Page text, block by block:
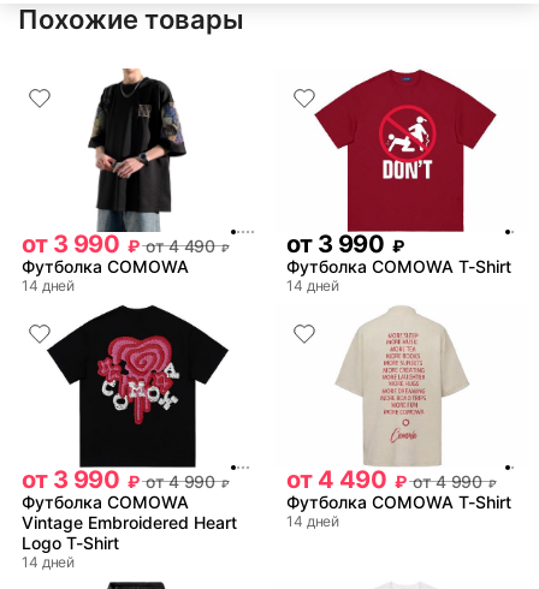
Похожие товары
от 3 990 ₽ от 4 490 ₽
Футболка COMOWA
14 дней
от 3 990 ₽
Футболка COMOWA T-Shirt
14 дней
от 3 990 ₽ от 4 990 ₽
Футболка COMOWA
Vintage Embroidered Heart
Logo T-Shirt
14 дней
от 4 490 ₽ от 4 990 ₽
Футболка COMOWA T-Shirt
14 дней